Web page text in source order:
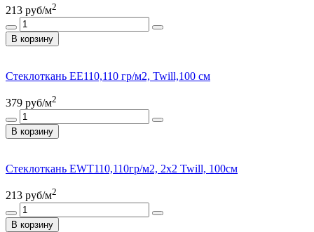
213 руб/м2
В корзину
Стеклоткань EE110,110 гр/м2, Twill,100 см
379 руб/м2
В корзину
Стеклоткань EWT110,110гр/м2, 2х2 Twill, 100см
213 руб/м2
В корзину